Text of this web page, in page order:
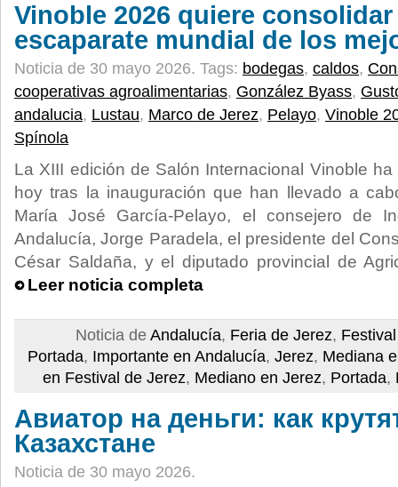
Vinoble 2026 quiere
escaparate mundial de los
Noticia de 30 mayo 2026. Tags: bodegas, caldos,
cooperativas agroalimentarias, González Byass,
andalucia, Lustau, Marco de Jerez, Pelayo, Vinoble
Spínola
La XIII edición de Salón Internacional Vinoble
hoy tras la inauguración que han llevado a
María José García-Pelayo, el consejero de
Andalucía, Jorge Paradela, el presidente del
César Saldaña, y el diputado provincial de
Leer noticia completa
Noticia de Andalucía, Feria de Jerez,
Portada, Importante en Andalucía, Jerez, Mediana
en Festival de Jerez, Mediano en Jerez, Portada,
Авиатор на деньги: как
Казахстане
Noticia de 30 mayo 2026.